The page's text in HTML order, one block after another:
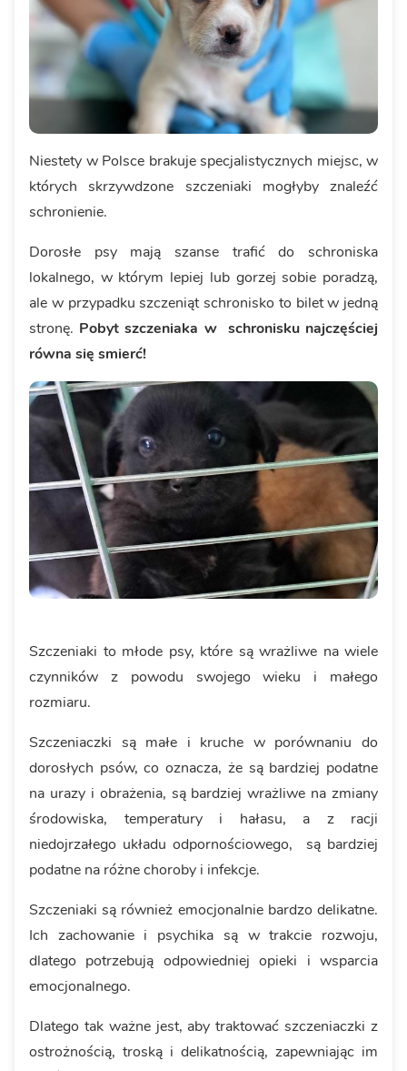
Niestety w Polsce brakuje specjalistycznych miejsc, w
których skrzywdzone szczeniaki mogłyby znaleźć
schronienie.
Dorosłe psy mają szanse trafić do schroniska
lokalnego, w którym lepiej lub gorzej sobie poradzą,
ale w przypadku szczeniąt schronisko to bilet w jedną
stronę. Pobyt szczeniaka w schronisku najczęściej
równa się smierć!
Szczeniaki to młode psy, które są wrażliwe na wiele
czynników z powodu swojego wieku i małego
rozmiaru.
Szczeniaczki są małe i kruche w porównaniu do
dorosłych psów, co oznacza, że są bardziej podatne
na urazy i obrażenia, są bardziej wrażliwe na zmiany
środowiska, temperatury i hałasu, a z racji
niedojrzałego układu odpornościowego, są bardziej
podatne na różne choroby i infekcje.
Szczeniaki są również emocjonalnie bardzo delikatne.
Ich zachowanie i psychika są w trakcie rozwoju,
dlatego potrzebują odpowiedniej opieki i wsparcia
emocjonalnego.
Dlatego tak ważne jest, aby traktować szczeniaczki z
ostrożnością, troską i delikatnością, zapewniając im